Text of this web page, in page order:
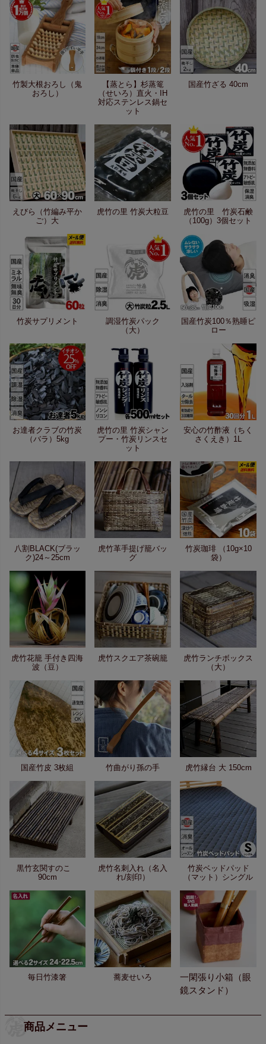
竹製大根おろし（鬼
おろし）
【蒸とら】杉蒸篭
（せいろ）直火・IH
対応ステンレス鍋セ
ット
国産竹ざる 40cm
えびら（竹編み平か
ご）大
虎竹の里 竹炭大粒豆
虎竹の里 竹炭石鹸
（100g）3個セット
竹炭サプリメント
調湿竹炭パック
（大）
国産竹炭100％熟睡ピ
ロー
お達者クラブの竹炭
（バラ）5kg
虎竹の里 竹炭シャン
プー・竹炭リンスセ
ット
安心の竹酢液（ちく
さくえき）1L
八割BLACK(ブラッ
ク)24～25cm
虎竹革手提げ籠バッ
グ
竹炭珈琲 （10g×10
袋）
虎竹花籠 手付き四海
波（豆）
虎竹スクエア茶碗籠
虎竹ランチボックス
（大）
国産竹皮 3枚組 竹曲がり孫の手 虎竹縁台 大 150cm
黒竹玄関すのこ
90cm
虎竹名刺入れ（名入
れ/刻印）
竹炭ベッドパッド
（マット）シングル
毎日竹漆箸 蕎麦せいろ
一閑張り小箱（眼
鏡スタンド）
商品メニュー